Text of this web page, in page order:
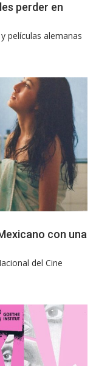
perder en
películas alemanas
con una
del Cine